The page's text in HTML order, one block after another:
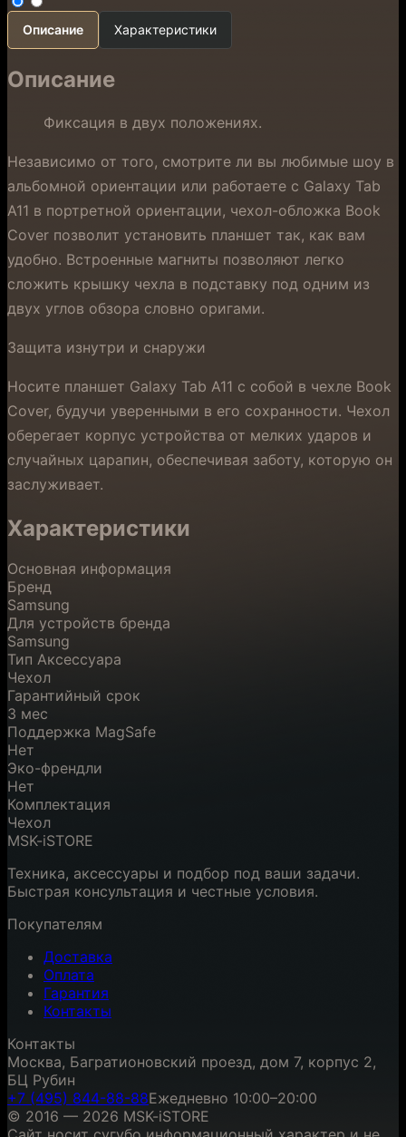
Описание Характеристики
Описание
Фиксация в двух положениях.
Независимо от того, смотрите ли вы любимые шоу в
альбомной ориентации или работаете с Galaxy Tab
A11 в портретной ориентации, чехол-обложка Book
Cover позволит установить планшет так, как вам
удобно. Встроенные магниты позволяют легко
сложить крышку чехла в подставку под одним из
двух углов обзора словно оригами.
Защита изнутри и снаружи
Носите планшет Galaxy Tab A11 с собой в чехле Book
Cover, будучи уверенными в его сохранности. Чехол
оберегает корпус устройства от мелких ударов и
случайных царапин, обеспечивая заботу, которую он
заслуживает.
Характеристики
Основная информация
Бренд
Samsung
Для устройств бренда
Samsung
Тип Аксессуара
Чехол
Гарантийный срок
3 мес
Поддержка MagSafe
Нет
Эко-френдли
Нет
Комплектация
Чехол
MSK-iSTORE
Техника, аксессуары и подбор под ваши задачи.
Быстрая консультация и честные условия.
Покупателям
Доставка
Оплата
Гарантия
Контакты
Контакты
Москва, Багратионовский проезд, дом 7, корпус 2,
БЦ Рубин
+7 (495) 844-88-88Ежедневно 10:00–20:00
© 2016 — 2026 MSK-iSTORE